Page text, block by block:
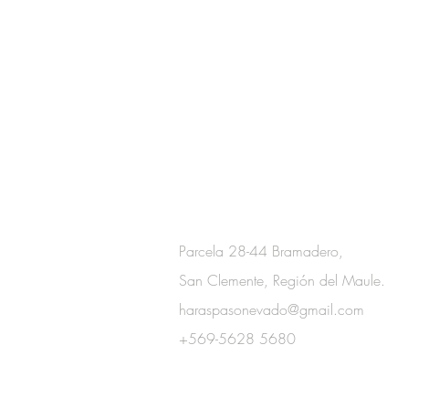
Parcela 28-44 Bramadero,
San Clemente, Región del Maule.
haraspasonevado@gmail.com
+569-5628 5680